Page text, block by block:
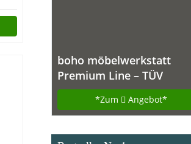
boho möbelwerkstatt
Premium Line – TÜV
geprüfter, elektrisch
stufenlos
höhenverstellbarer
Schreibtisch in Silber mit
*Zum Angebot*